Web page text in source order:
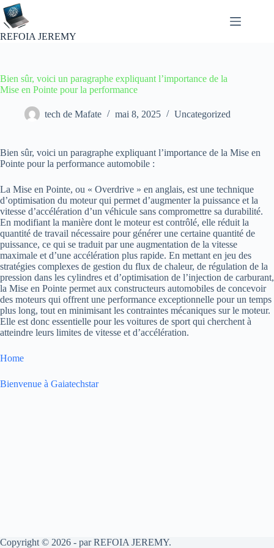
Passer
au
contenu
REFOIA JEREMY
Bien sûr, voici un paragraphe expliquant l’importance de la
Mise en Pointe pour la performance
tech de Mafate mai 8, 2025 Uncategorized
Bien sûr, voici un paragraphe expliquant l’importance de la Mise en
Pointe pour la performance automobile :
La Mise en Pointe, ou « Overdrive » en anglais, est une technique
d’optimisation du moteur qui permet d’augmenter la puissance et la
vitesse d’accélération d’un véhicule sans compromettre sa durabilité.
En modifiant la manière dont le moteur est contrôlé, elle réduit la
quantité de travail nécessaire pour générer une certaine quantité de
puissance, ce qui se traduit par une augmentation de la vitesse
maximale et d’une accélération plus rapide. En mettant en jeu des
stratégies complexes de gestion du flux de chaleur, de régulation de la
pression dans les cylindres et d’optimisation de l’injection de carburant,
la Mise en Pointe permet aux constructeurs automobiles de concevoir
des moteurs qui offrent une performance exceptionnelle pour un temps
plus long, tout en minimisant les contraintes mécaniques sur le moteur.
Elle est donc essentielle pour les voitures de sport qui cherchent à
atteindre leurs limites de vitesse et d’accélération.
Home
Bienvenue à Gaiatechstar
Copyright © 2026 - par REFOIA JEREMY.